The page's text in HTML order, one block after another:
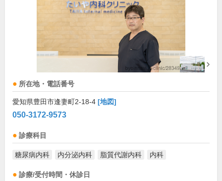
所在地・電話番号
愛知県豊田市逢妻町2-18-4 [地図]
050-3172-9573
診療科目
糖尿病内科 内分泌内科 脂質代謝内科 内科
診療/受付時間・休診日